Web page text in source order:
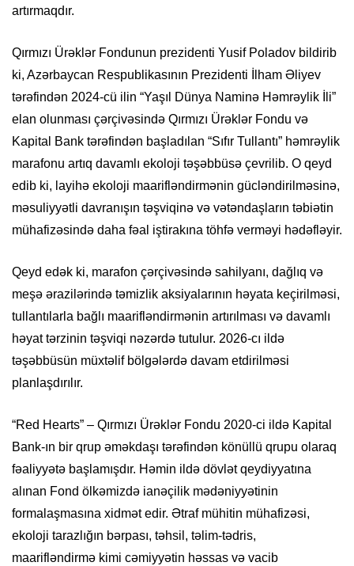
artırmaqdır.
Qırmızı Ürəklər Fondunun prezidenti Yusif Poladov bildirib
ki, Azərbaycan Respublikasının Prezidenti İlham Əliyev
tərəfindən 2024-cü ilin “Yaşıl Dünya Naminə Həmrəylik İli”
elan olunması çərçivəsində Qırmızı Ürəklər Fondu və
Kapital Bank tərəfindən başladılan “Sıfır Tullantı” həmrəylik
marafonu artıq davamlı ekoloji təşəbbüsə çevrilib. O qeyd
edib ki, layihə ekoloji maarifləndirmənin gücləndirilməsinə,
məsuliyyətli davranışın təşviqinə və vətəndaşların təbiətin
mühafizəsində daha fəal iştirakına töhfə verməyi hədəfləyir.
Qeyd edək ki, marafon çərçivəsində sahilyanı, dağlıq və
meşə ərazilərində təmizlik aksiyalarının həyata keçirilməsi,
tullantılarla bağlı maarifləndirmənin artırılması və davamlı
həyat tərzinin təşviqi nəzərdə tutulur. 2026-cı ildə
təşəbbüsün müxtəlif bölgələrdə davam etdirilməsi
planlaşdırılır.
“Red Hearts” – Qırmızı Ürəklər Fondu 2020-ci ildə Kapital
Bank-ın bir qrup əməkdaşı tərəfindən könüllü qrupu olaraq
fəaliyyətə başlamışdır. Həmin ildə dövlət qeydiyyatına
alınan Fond ölkəmizdə ianəçilik mədəniyyətinin
formalaşmasına xidmət edir. Ətraf mühitin mühafizəsi,
ekoloji tarazlığın bərpası, təhsil, təlim-tədris,
maarifləndirmə kimi cəmiyyətin həssas və vacib